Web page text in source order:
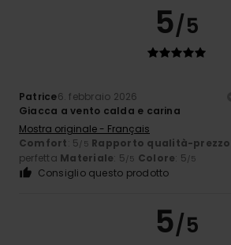
5/5
Patrice6. febbraio 2026
Giacca a vento calda e carina
Mostra originale - Français
Comfort: 5/5 Rapporto qualità-prezzo
perfetta Materiale: 5/5 Colore: 5/5
Consiglio questo prodotto
5/5